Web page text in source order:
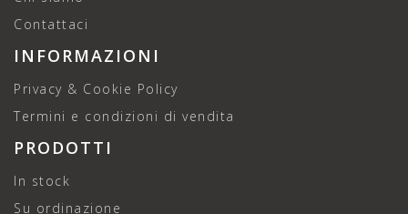
Contattaci
INFORMAZIONI
Privacy & Cookie Policy
Termini e condizioni di vendita
PRODOTTI
In stock
Su ordinazione